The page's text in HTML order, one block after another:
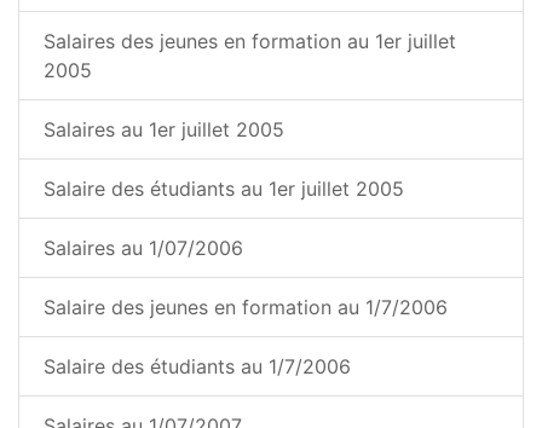
Salaires des jeunes en formation au 1er juillet
2005
Salaires au 1er juillet 2005
Salaire des étudiants au 1er juillet 2005
Salaires au 1/07/2006
Salaire des jeunes en formation au 1/7/2006
Salaire des étudiants au 1/7/2006